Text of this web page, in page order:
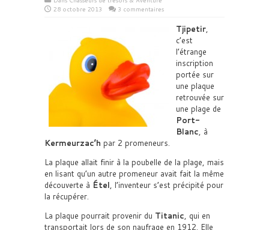
28 octobre 2013
3 commentaires
Tjipetir,
c’est
l’étrange
inscription
portée sur
une plaque
retrouvée sur
une plage de
Port-
Blanc, à
Kermeurzac’h par 2 promeneurs.
La plaque allait finir à la poubelle de la plage, mais
en lisant qu’un autre promeneur avait fait la même
découverte à Étel, l’inventeur s’est précipité pour
la récupérer.
La plaque pourrait provenir du Titanic, qui en
transportait lors de son naufrage en 1912. Elle